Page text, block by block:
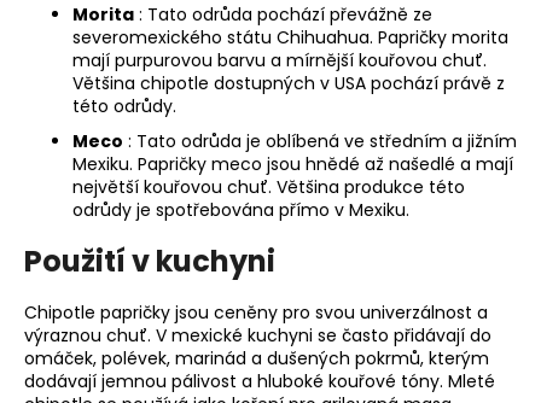
Morita : Tato odrůda pochází převážně ze
severomexického státu Chihuahua. Papričky morita
mají purpurovou barvu a mírnější kouřovou chuť.
Většina chipotle dostupných v USA pochází právě z
této odrůdy.
Meco : Tato odrůda je oblíbená ve středním a jižním
Mexiku. Papričky meco jsou hnědé až našedlé a mají
největší kouřovou chuť. Většina produkce této
odrůdy je spotřebována přímo v Mexiku.
Použití v kuchyni
Chipotle papričky jsou ceněny pro svou univerzálnost a
výraznou chuť. V mexické kuchyni se často přidávají do
omáček, polévek, marinád a dušených pokrmů, kterým
dodávají jemnou pálivost a hluboké kouřové tóny. Mleté